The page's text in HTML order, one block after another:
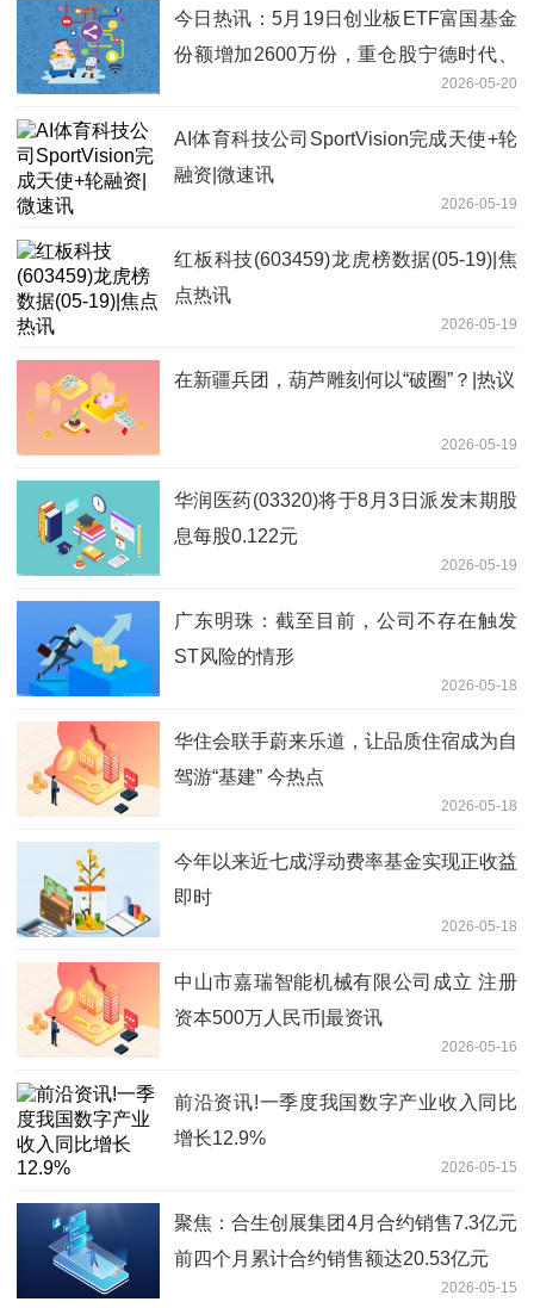
今日热讯：5月19日创业板ETF富国基金
份额增加2600万份，重仓股宁德时代、
2026-05-20
AI体育科技公司SportVision完成天使+轮
融资|微速讯
2026-05-19
红板科技(603459)龙虎榜数据(05-19)|焦
点热讯
2026-05-19
在新疆兵团，葫芦雕刻何以“破圈”？|热议
2026-05-19
华润医药(03320)将于8月3日派发末期股
息每股0.122元
2026-05-19
广东明珠：截至目前，公司不存在触发
ST风险的情形
2026-05-18
华住会联手蔚来乐道，让品质住宿成为自
驾游“基建” 今热点
2026-05-18
今年以来近七成浮动费率基金实现正收益
即时
2026-05-18
中山市嘉瑞智能机械有限公司成立 注册
资本500万人民币|最资讯
2026-05-16
前沿资讯!一季度我国数字产业收入同比
增长12.9%
2026-05-15
聚焦：合生创展集团4月合约销售7.3亿元
前四个月累计合约销售额达20.53亿元
2026-05-15